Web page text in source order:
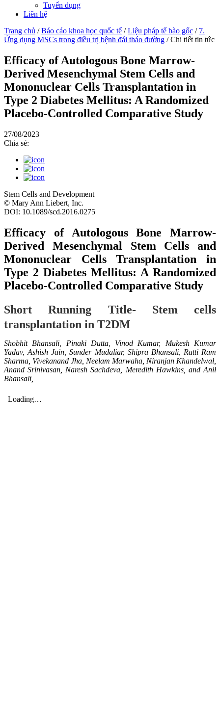
Tuyển dụng
Liên hệ
Trang chủ /Báo cáo khoa học quốc tế /Liệu pháp tế bào gốc / 7.
Ứng dụng MSCs trong điều trị bệnh đái tháo đường /Chi tiết tin tức
Efficacy of Autologous Bone Marrow-
Derived Mesenchymal Stem Cells and
Mononuclear Cells Transplantation in
Type 2 Diabetes Mellitus: A Randomized
Placebo-Controlled Comparative Study
27/08/2023
Chia sẻ:
Stem Cells and Development
© Mary Ann Liebert, Inc.
DOI: 10.1089/scd.2016.0275
Efficacy of Autologous Bone Marrow-
Derived Mesenchymal Stem Cells and
Mononuclear Cells Transplantation in
Type 2 Diabetes Mellitus: A Randomized
Placebo-Controlled Comparative Study
Short Running Title- Stem cells
transplantation in T2DM
Shobhit Bhansali, Pinaki Dutta, Vinod Kumar, Mukesh Kumar
Yadav, Ashish Jain, Sunder Mudaliar, Shipra Bhansali, Ratti Ram
Sharma, Vivekanand Jha, Neelam Marwaha, Niranjan Khandelwal,
Anand Srinivasan, Naresh Sachdeva, Meredith Hawkins, and Anil
Bhansali,